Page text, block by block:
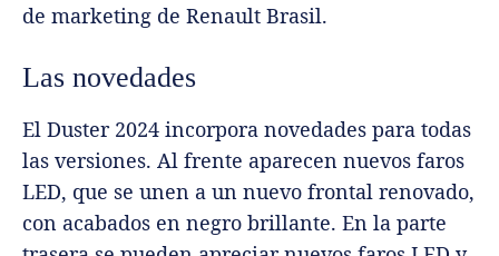
de marketing de Renault Brasil.
Las novedades
El Duster 2024 incorpora novedades para todas
las versiones. Al frente aparecen nuevos faros
LED, que se unen a un nuevo frontal renovado,
con acabados en negro brillante. En la parte